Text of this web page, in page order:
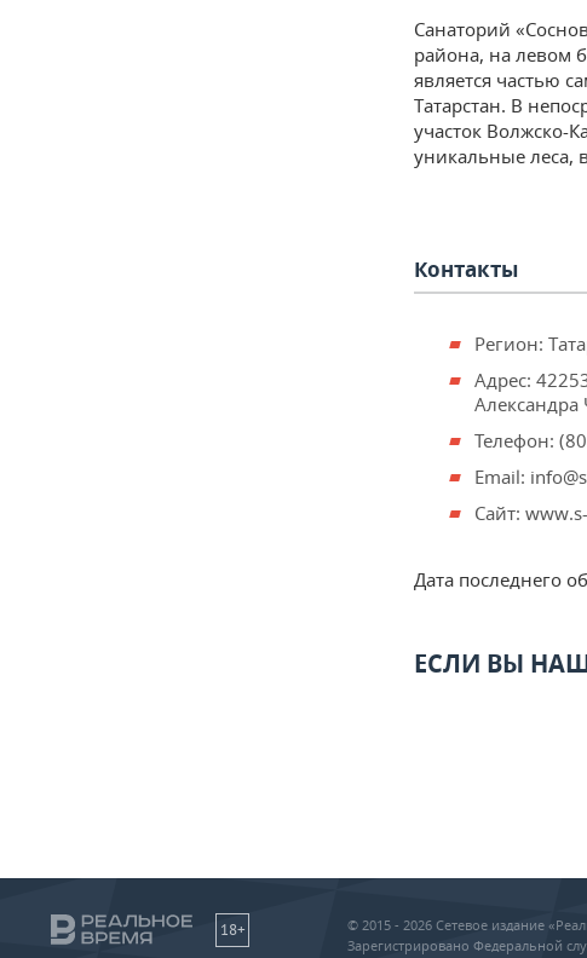
Санаторий
района, на левом
является частью
Татарстан. В
участок Волжско-
уникальные леса,
Контакты
Регион:
Адрес:
Александра
Телефон:
Email:
Сайт:
Дата последнего
ЕСЛИ ВЫ
18+
© 2015 - 2026 Сетевое издание
Зарегистрировано Федеральной